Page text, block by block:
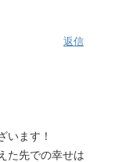
返信
います！
た先での幸せは